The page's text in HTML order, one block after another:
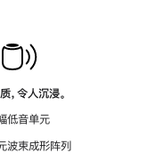
，令人沉浸。
低音单元
波束成形阵列